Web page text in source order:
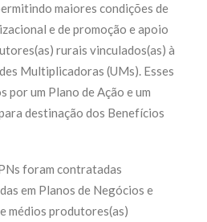
maiores condições de
e de promoção e apoio
rurais vinculados(as) à
Multiplicadoras (UMs). Esses
por um Plano de Ação e um
destinação dos Benefícios
foram contratadas
em Planos de Negócios e
médios produtores(as)